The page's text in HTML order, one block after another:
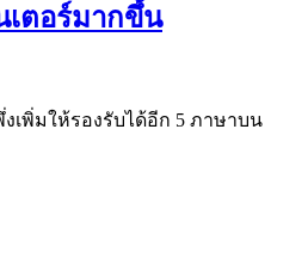
เตอร์มากขึ้น
งเพิ่มให้รองรับได้อีก 5 ภาษาบน